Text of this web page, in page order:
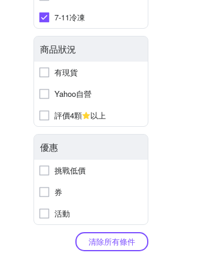
7-11冷凍
商品狀況
有現貨
Yahoo自營
評價4顆
以上
優惠
挑戰低價
券
活動
清除所有條件